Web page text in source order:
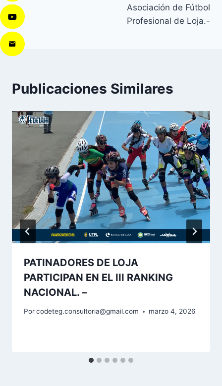
Asociación de Fútbol
Profesional de Loja.-
Publicaciones Similares
PATINADORES DE LOJA
PARTICIPAN EN EL III RANKING
NACIONAL. –
Porcodeteg.consultoria@gmail.com marzo 4, 2026